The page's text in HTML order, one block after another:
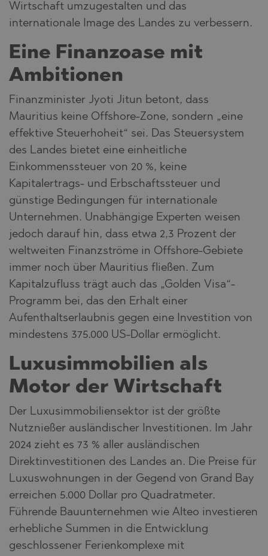
Wirtschaft umzugestalten und das
internationale Image des Landes zu verbessern.
Eine Finanzoase mit
Ambitionen
Finanzminister Jyoti Jitun betont, dass
Mauritius keine Offshore-Zone, sondern „eine
effektive Steuerhoheit“ sei. Das Steuersystem
des Landes bietet eine einheitliche
Einkommenssteuer von 20 %, keine
Kapitalertrags- und Erbschaftssteuer und
günstige Bedingungen für internationale
Unternehmen. Unabhängige Experten weisen
jedoch darauf hin, dass etwa 2,3 Prozent der
weltweiten Finanzströme in Offshore-Gebiete
immer noch über Mauritius fließen. Zum
Kapitalzufluss trägt auch das „Golden Visa“-
Programm bei, das den Erhalt einer
Aufenthaltserlaubnis gegen eine Investition von
mindestens 375.000 US-Dollar ermöglicht.
Luxusimmobilien als
Motor der Wirtschaft
Der Luxusimmobiliensektor ist der größte
Nutznießer ausländischer Investitionen. Im Jahr
2024 zieht es 73 % aller ausländischen
Direktinvestitionen des Landes an. Die Preise für
Luxuswohnungen in der Gegend von Grand Bay
erreichen 5.000 Dollar pro Quadratmeter.
Führende Bauunternehmen wie Alteo investieren
erhebliche Summen in die Entwicklung
geschlossener Ferienkomplexe mit